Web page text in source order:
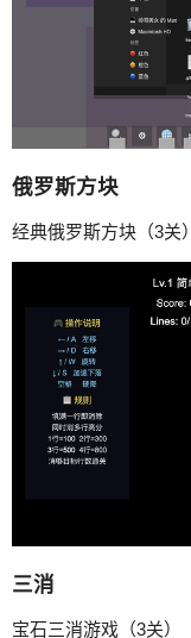
俄罗斯方块
经典俄罗斯方块（3关）
三消
宝石三消游戏（3关）